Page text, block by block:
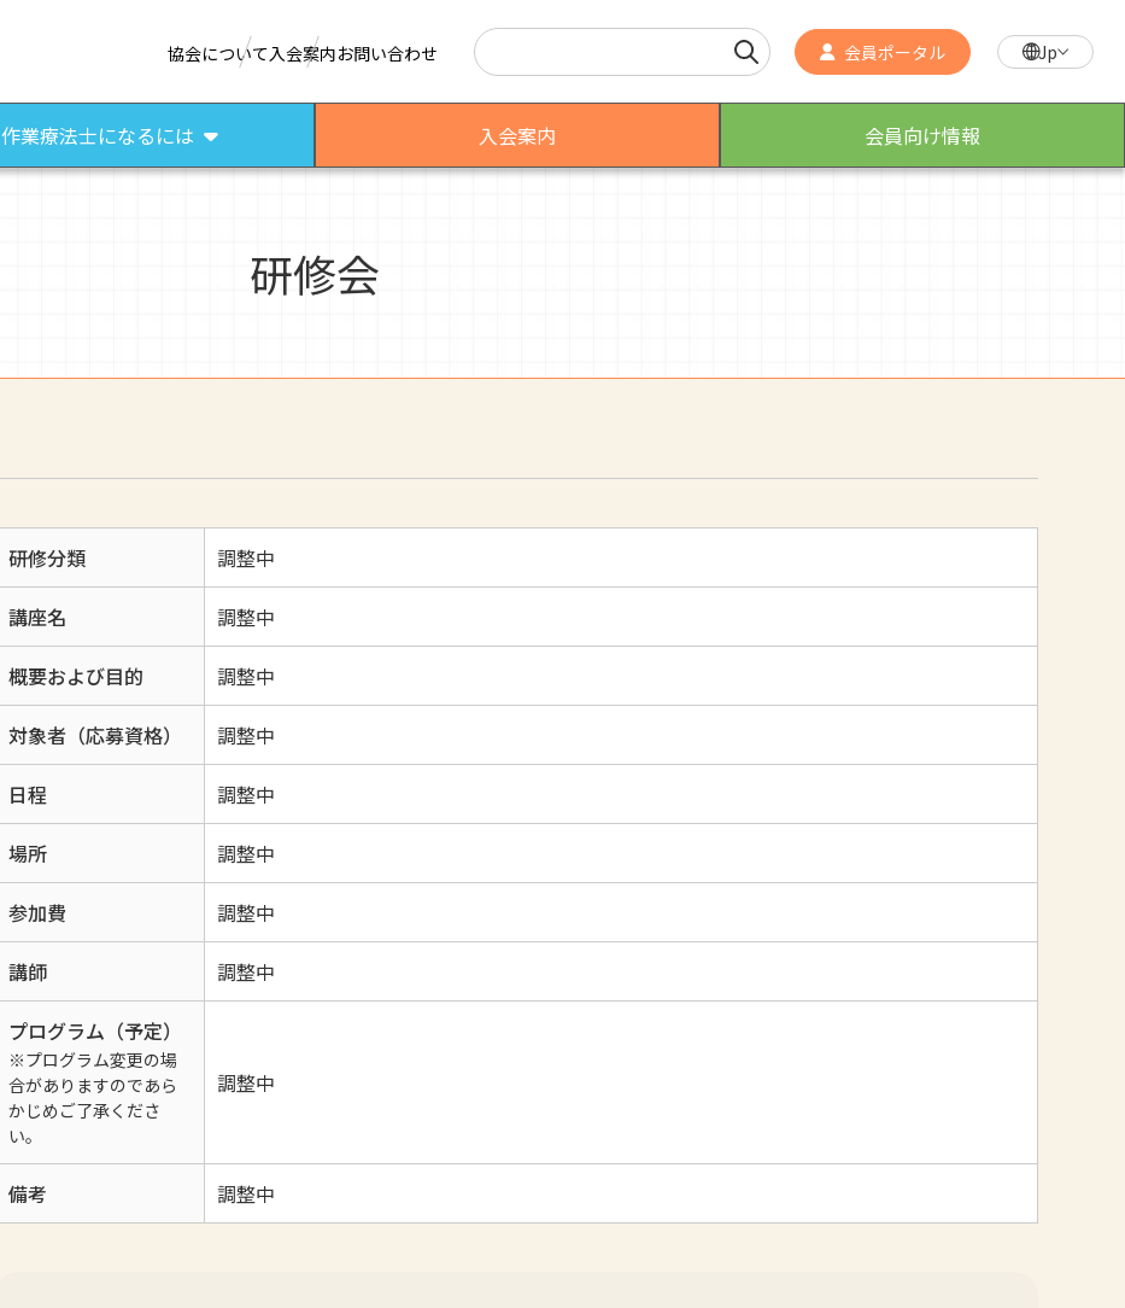
協会について 入会案内お問い合わせ 検索 会員ポータル Jp
作業療法士になるには 入会案内 会員向け情報
研修会
研修分類 調整中
講座名 調整中
概要および目的 調整中
対象者（応募資格） 調整中
日程 調整中
場所 調整中
参加費 調整中
講師 調整中
プログラム（予定）
※プログラム変更の場
合がありますのであら
かじめご了承くださ
い。
調整中
備考 調整中